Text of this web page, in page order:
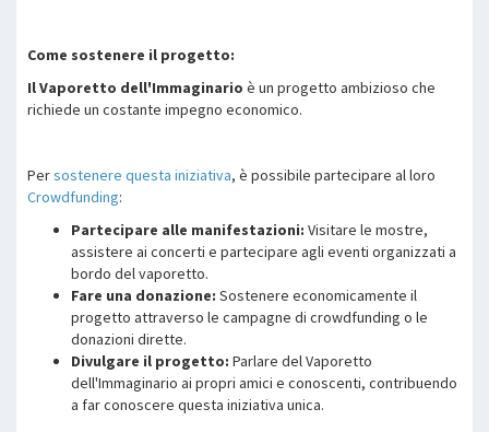
Come sostenere il progetto:
Il Vaporetto dell'Immaginario è un progetto ambizioso che
richiede un costante impegno economico.
Persostenere questa iniziativa, è possibile partecipare al loro
Crowdfunding:
Partecipare alle manifestazioni: Visitare le mostre,
assistere ai concerti e partecipare agli eventi organizzati a
bordo del vaporetto.
Fare una donazione: Sostenere economicamente il
progetto attraverso le campagne di crowdfunding o le
donazioni dirette.
Divulgare il progetto: Parlare del Vaporetto
dell'Immaginario ai propri amici e conoscenti, contribuendo
a far conoscere questa iniziativa unica.